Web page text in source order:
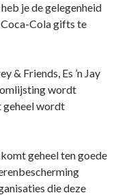
je de gelegenheid
Coca-Cola gifts te
& Friends, Es ’n Jay
omlijsting wordt
geheel wordt
geheel ten goede
die deze